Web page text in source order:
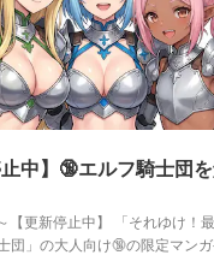
止中】🔞エルフ騎士団
【更新停止中】 「それゆけ！
団」の大人向け🔞の限定マン